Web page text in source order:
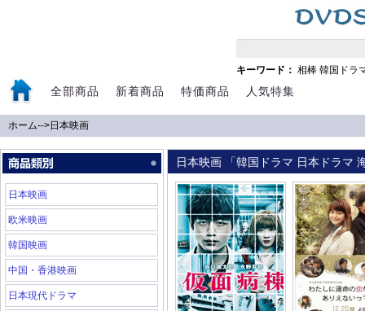
キーワード： 相棒 韓国ドラ
全部商品 新着商品 特価商品 人気特集
ホーム-->日本映画
日本映画
欧米映画
韓国映画
中国・香港映画
日本現代ドラマ
日本映画 「韓国ドラマ 日本ドラマ